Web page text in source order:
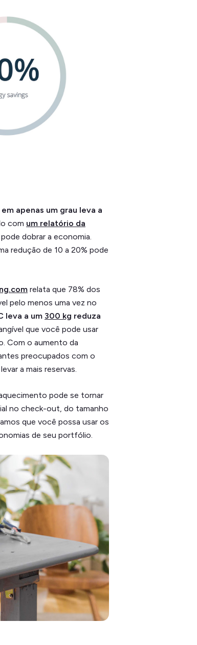
apenas um grau leva a
com um relatório da
dobrar a economia.
redução de 10 a 20% pode
relata que 78% dos
pelo menos uma vez no
leva a um 300 kg reduza
que você pode usar
Com o aumento da
preocupados com o
a mais reservas.
pode se tornar
no check-out, do tamanho
que você possa usar os
de seu portfólio.